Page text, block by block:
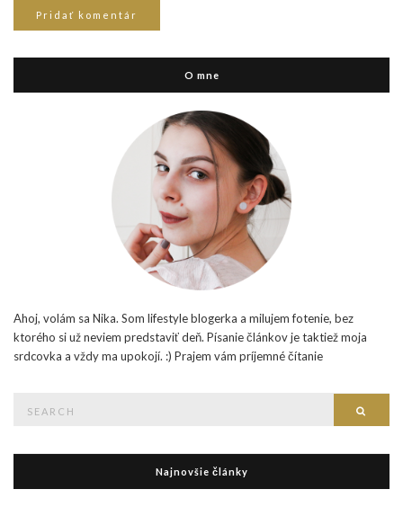
O mne
Ahoj, volám sa Nika. Som lifestyle blogerka a milujem fotenie, bez
ktorého si už neviem predstaviť deň. Písanie článkov je taktiež moja
srdcovka a vždy ma upokojí. :) Prajem vám príjemné čítanie
Najnovšie články